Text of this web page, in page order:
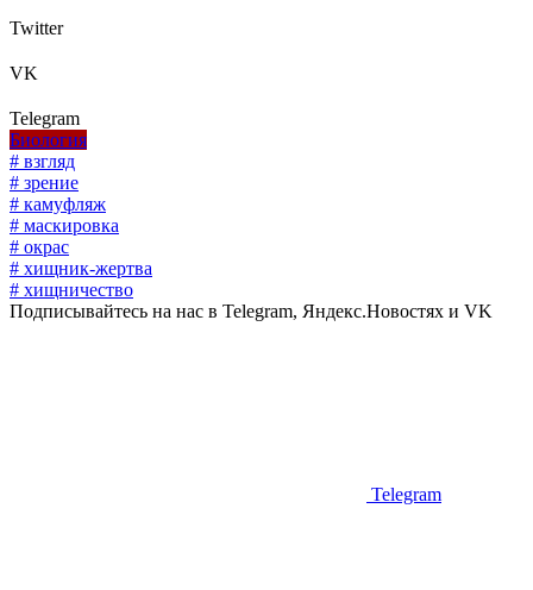
Twitter
VK
Telegram
Биология
# взгляд
# зрение
# камуфляж
# маскировка
# окрас
# хищник-жертва
# хищничество
Подписывайтесь на нас в Telegram, Яндекс.Новостях и VK
Telegram